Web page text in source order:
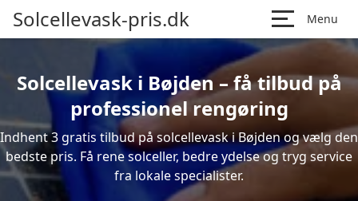
Solcellevask-pris.dk Menu
Solcellevask i Bøjden – få tilbud på
professionel rengøring
Indhent 3 gratis tilbud på solcellevask i Bøjden og vælg den
bedste pris. Få rene solceller, bedre ydelse og tryg service
fra lokale specialister.